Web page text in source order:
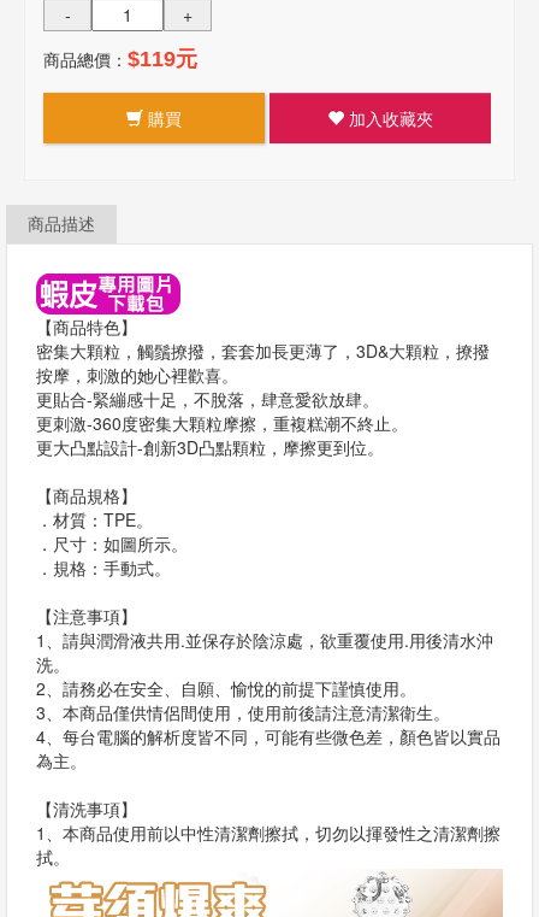
-
+
商品總價： $119元
購買 加入收藏夾
商品描述
【商品特色】
密集大顆粒，觸鬚撩撥，套套加長更薄了，3D&大顆粒，撩撥
按摩，刺激的她心裡歡喜。
更貼合-緊繃感十足，不脫落，肆意愛欲放肆。
更刺激-360度密集大顆粒摩擦，重複糕潮不終止。
更大凸點設計-創新3D凸點顆粒，摩擦更到位。
【商品規格】
．材質：TPE。
．尺寸：如圖所示。
．規格：手動式。
【注意事項】
1、請與潤滑液共用.並保存於陰涼處，欲重覆使用.用後清水沖
洗。
2、請務必在安全、自願、愉悅的前提下謹慎使用。
3、本商品僅供情侶間使用，使用前後請注意清潔衛生。
4、每台電腦的解析度皆不同，可能有些微色差，顏色皆以實品
為主。
【清洗事項】
1、本商品使用前以中性清潔劑擦拭，切勿以揮發性之清潔劑擦
拭。